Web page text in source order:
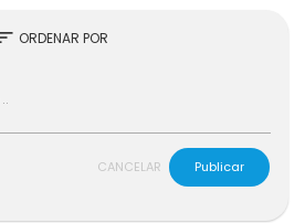
ORDENAR POR
CANCELAR Publicar